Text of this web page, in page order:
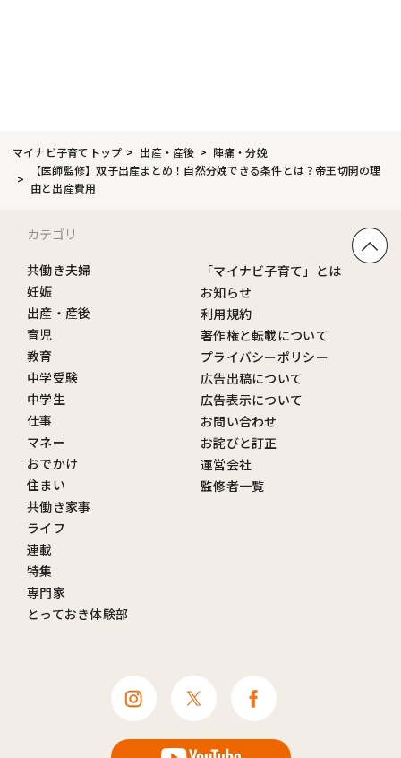
マイナビ子育てトップ 出産・産後
陣痛・分娩
【医師監修】双子出産まとめ！自然分娩できる条件とは？帝王切開の理
由と出産費用
カテゴリ
共働き夫婦
妊娠
出産・産後
育児
教育
中学受験
中学生
仕事
マネー
おでかけ
住まい
共働き家事
ライフ
連載
特集
専門家
とっておき体験部
「マイナビ子育て」とは
お知らせ
利用規約
著作権と転載について
プライバシーポリシー
広告出稿について
広告表示について
お問い合わせ
お詫びと訂正
運営会社
監修者一覧